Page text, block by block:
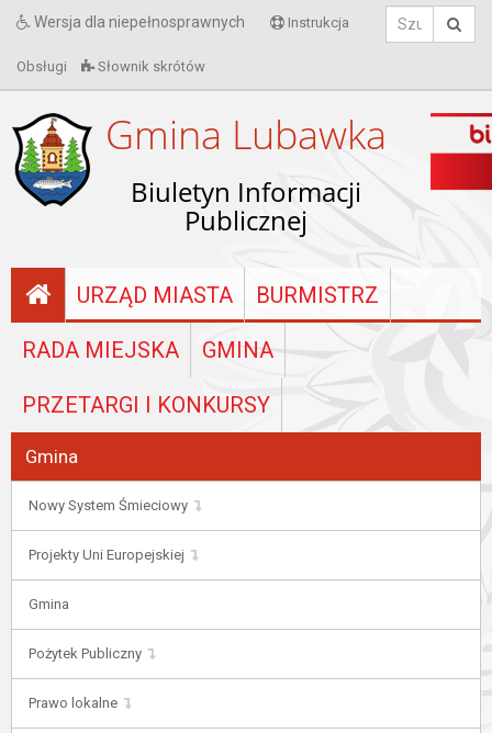
Wersja dla niepełnosprawnych Instrukcja
Obsługi Słownik skrótów
Gmina Lubawka
Biuletyn Informacji
Publicznej
URZĄD MIASTA BURMISTRZ
RADA MIEJSKA GMINA
PRZETARGI I KONKURSY
Gmina
Nowy System Śmieciowy
Projekty Uni Europejskiej
Gmina
Pożytek Publiczny
Prawo lokalne